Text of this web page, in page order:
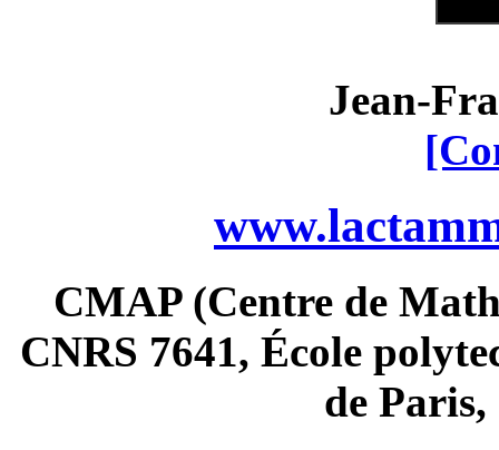
Jean-
CMAP (Centre de
CNRS 7641, École
de